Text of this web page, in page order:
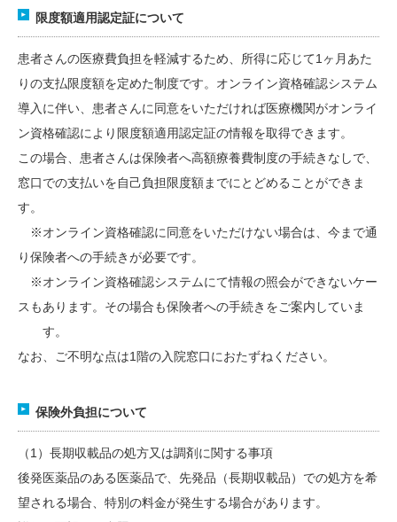
限度額適用認定証について
患者さんの医療費負担を軽減するため、所得に応じて1ヶ月あた
りの支払限度額を定めた制度です。オンライン資格確認システム
導入に伴い、患者さんに同意をいただければ医療機関がオンライ
ン資格確認により限度額適用認定証の情報を取得できます。
この場合、患者さんは保険者へ高額療養費制度の手続きなしで、
窓口での支払いを自己負担限度額までにとどめることができま
す。
※オンライン資格確認に同意をいただけない場合は、今まで通
り保険者への手続きが必要です。
※オンライン資格確認システムにて情報の照会ができないケー
スもあります。その場合も保険者への手続きをご案内していま
す。
なお、ご不明な点は1階の入院窓口におたずねください。
保険外負担について
（1）長期収載品の処方又は調剤に関する事項
後発医薬品のある医薬品で、先発品（長期収載品）での処方を希
望される場合、特別の料金が発生する場合があります。